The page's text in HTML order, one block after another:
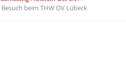
Besuch beim THW OV Lübeck